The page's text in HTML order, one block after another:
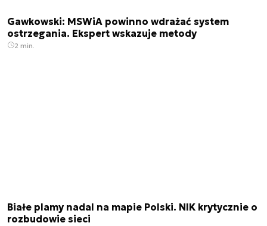
Gawkowski: MSWiA powinno wdrażać system
ostrzegania. Ekspert wskazuje metody
2 min.
Białe plamy nadal na mapie Polski. NIK krytycznie o
rozbudowie sieci